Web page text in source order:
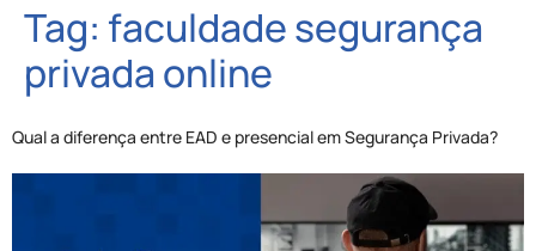
Tag: faculdade segurança
privada online
Qual a diferença entre EAD e presencial em Segurança Privada?